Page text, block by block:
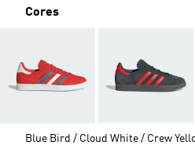
Cores
Blue Bird / Cloud White / Crew